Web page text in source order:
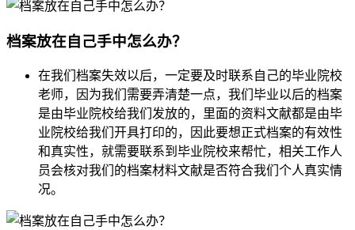
档案放在自己手中怎么办？
在我们档案失效以后，一定要及时联系自己的毕业院校
老师，因为我们需要弄清楚一点，我们毕业以后的档案
是由毕业院校给我们发放的，里面的资料文献都是由毕
业院校给我们开具打印的，因此要想正式档案的有效性
和真实性，就需要联系到毕业院校来帮忙，相关工作人
员会核对我们的档案材料文献是否符合我们个人真实情
况。